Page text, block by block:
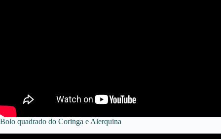
Bolo quadrado do Coringa e Alerquina